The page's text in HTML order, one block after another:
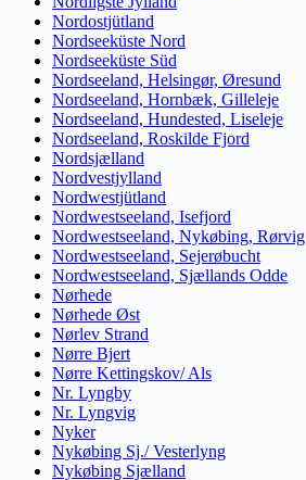
Nordostjütland
Nordseeküste Nord
Nordseeküste Süd
Nordseeland, Helsingør, Øresund
Nordseeland, Hornbæk, Gilleleje
Nordseeland, Hundested, Liseleje
Nordseeland, Roskilde Fjord
Nordsjælland
Nordvestjylland
Nordwestjütland
Nordwestseeland, Isefjord
Nordwestseeland, Nykøbing, Rørvig
Nordwestseeland, Sejerøbucht
Nordwestseeland, Sjællands Odde
Nørhede
Nørhede Øst
Nørlev Strand
Nørre Bjert
Nørre Kettingskov/ Als
Nr. Lyngby
Nr. Lyngvig
Nyker
Nykøbing Sj./ Vesterlyng
Nykøbing Sjælland